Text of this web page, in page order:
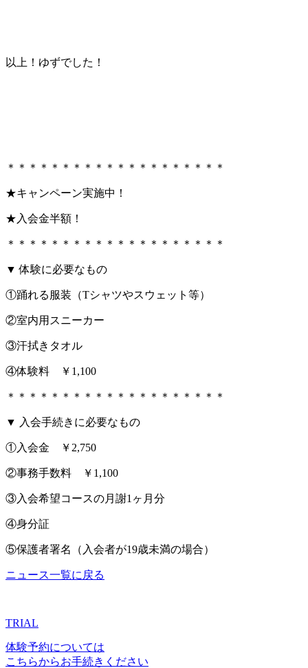
以上！ゆずでした！
＊＊＊＊＊＊＊＊＊＊＊＊＊＊＊＊＊＊＊＊
★キャンペーン実施中！
★入会金半額！
＊＊＊＊＊＊＊＊＊＊＊＊＊＊＊＊＊＊＊＊
▼ 体験に必要なもの
①踊れる服装（Tシャツやスウェット等）
②室内用スニーカー
③汗拭きタオル
④体験料 ￥1,100
＊＊＊＊＊＊＊＊＊＊＊＊＊＊＊＊＊＊＊＊
▼ 入会手続きに必要なもの
①入会金 ￥2,750
②事務手数料 ￥1,100
③入会希望コースの月謝1ヶ月分
④身分証
⑤保護者署名（入会者が19歳未満の場合）
ニュース一覧に戻る
TRIAL
体験予約については
こちらからお手続きください